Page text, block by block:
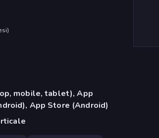
)
mobile, tablet), App
App Store (Android)